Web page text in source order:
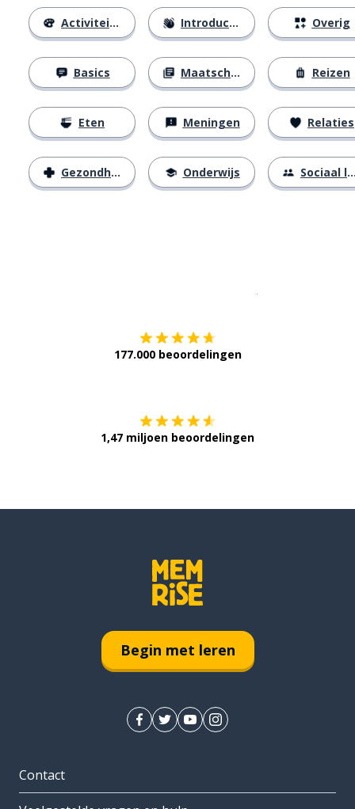
Activiteiten
Basics
Eten
Gezondheid
Introducties
Maatschappij
Meningen
Onderwijs
Overig
Reizen
Relaties
Sociaal leven
177.000 beoordelingen
1,47 miljoen beoordelingen
Begin met leren
Contact